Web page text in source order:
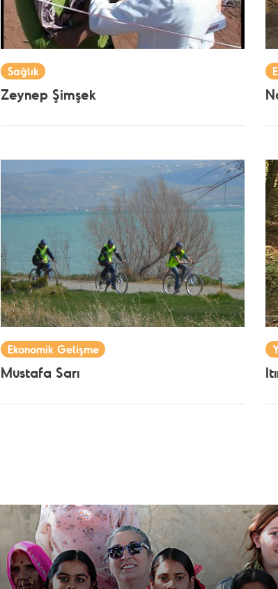
Sağlık
Zeynep Şimşek
Ekonomik Gelişme
Mustafa Sarı